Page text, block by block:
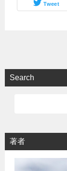
Tweet
Search
著者